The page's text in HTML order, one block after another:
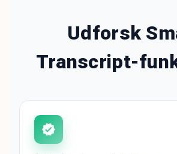
Udforsk
Transcript-